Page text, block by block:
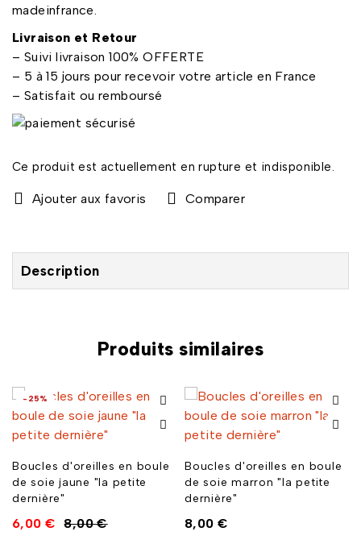
madeinfrance.
Livraison et Retour
– Suivi livraison 100% OFFERTE
– 5 à 15 jours pour recevoir votre article en France
– Satisfait ou remboursé
Ce produit est actuellement en rupture et indisponible.
Comparer
Description
Produits similaires
-25%
Boucles d'oreilles en boule
de soie jaune "la petite
dernière"
8,00€
6,00 €
Boucles d'oreilles en boule
de soie marron "la petite
dernière"
8,00 €